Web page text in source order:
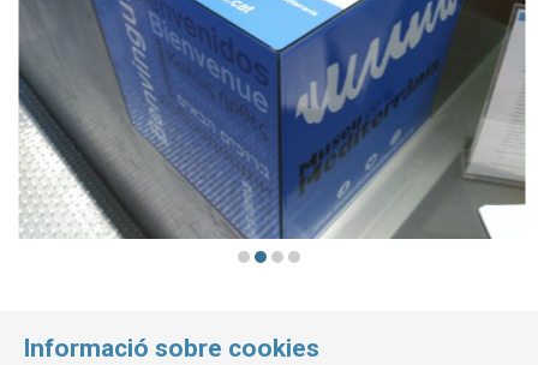
Informació sobre cookies